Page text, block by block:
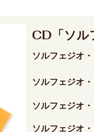
CD「ソル
ソルフェジオ
ソルフェジオ
ソルフェジオ
ソルフェジオ